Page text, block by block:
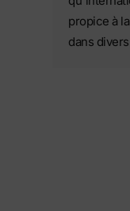
propice à
dans